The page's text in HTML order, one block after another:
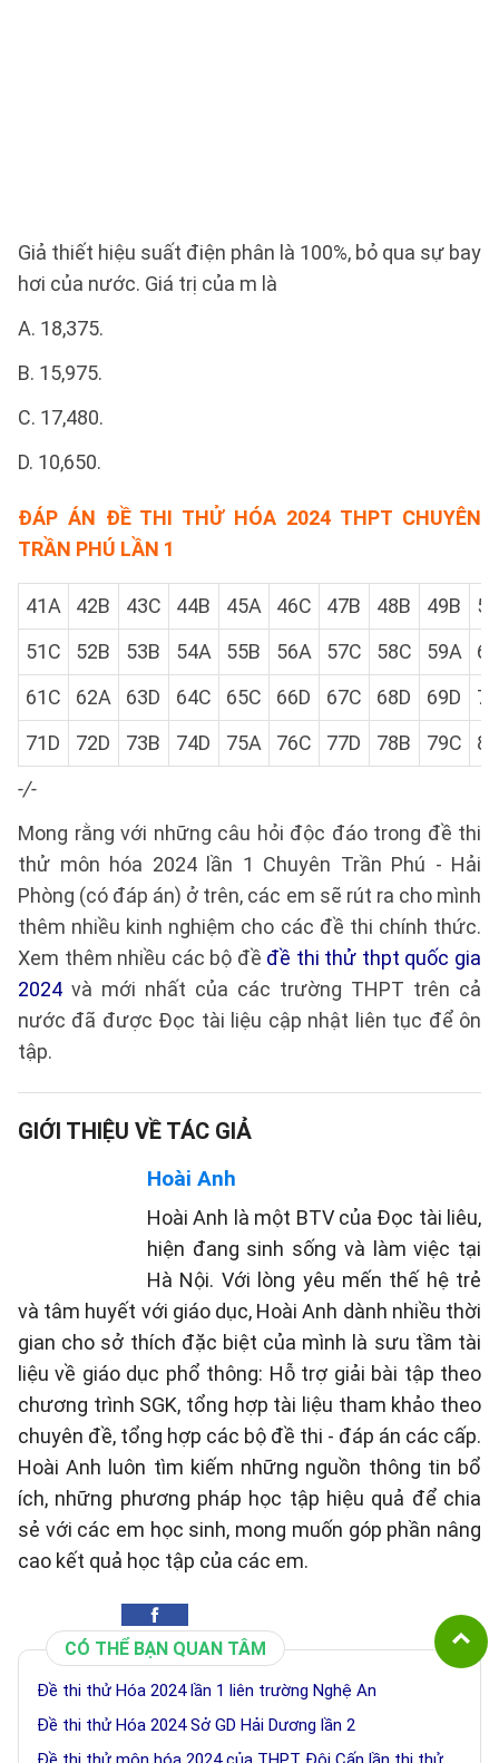
Giả thiết hiệu suất điện phân là 100%, bỏ qua sự bay
hơi của nước. Giá trị của m là
A. 18,375.
B. 15,975.
C. 17,480.
D. 10,650.
ĐÁP ÁN ĐỀ THI THỬ HÓA 2024 THPT CHUYÊN
TRẦN PHÚ LẦN 1
41A 42B 43C 44B 45A 46C 47B 48B 49B
51C
52B 53B 54A 55B 56A 57C 58C 59A
61C
62A 63D 64C 65C 66D 67C 68D 69D
71D
72D 73B 74D 75A 76C 77D 78B 79C
-/-
Mong rằng với những câu hỏi độc đáo trong đề thi
thử môn hóa 2024 lần 1 Chuyên Trần Phú - Hải
Phòng (có đáp án) ở trên, các em sẽ rút ra cho mình
thêm nhiều kinh nghiệm cho các đề thi chính thức.
Xem thêm nhiều các bộ đề đề thi thử thpt quốc gia
2024 và mới nhất của các trường THPT trên cả
nước đã được Đọc tài liệu cập nhật liên tục để ôn
tập.
GIỚI THIỆU VỀ TÁC GIẢ
Hoài Anh
Hoài Anh là một BTV của Đọc tài liêu,
hiện đang sinh sống và làm việc tại
Hà Nội. Với lòng yêu mến thế hệ trẻ
và tâm huyết với giáo dục, Hoài Anh dành nhiều thời
gian cho sở thích đặc biệt của mình là sưu tầm tài
liệu về giáo dục phổ thông: Hỗ trợ giải bài tập theo
chương trình SGK, tổng hợp tài liệu tham khảo theo
chuyên đề, tổng hợp các bộ đề thi - đáp án các cấp.
Hoài Anh luôn tìm kiếm những nguồn thông tin bổ
ích, những phương pháp học tập hiệu quả để chia
sẻ với các em học sinh, mong muốn góp phần nâng
cao kết quả học tập của các em.
CÓ THỂ BẠN QUAN TÂM
Đề thi thử Hóa 2024 lần 1 liên trường Nghệ An
Đề thi thử Hóa 2024 Sở GD Hải Dương lần 2